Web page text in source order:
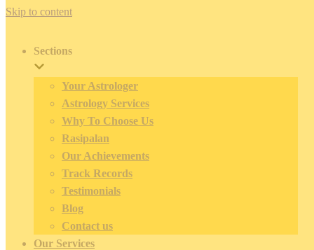
Skip to content
Sections
Your Astrologer
Astrology Services
Why To Choose Us
Rasipalan
Our Achievements
Track Records
Testimonials
Blog
Contact us
Our Services